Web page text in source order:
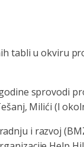
tabli u okviru
sprovodi
Milići (I
i razvoj